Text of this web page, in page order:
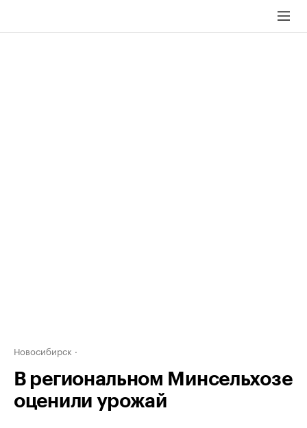
Новосибирск
В региональном Минсельхозе
оценили урожай